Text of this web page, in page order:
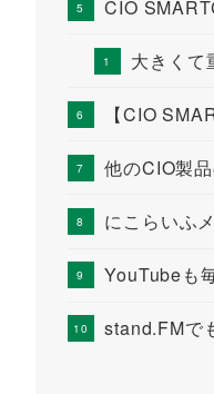
CIO
大きくて
【CIO
他のCIO製
にこらいふ
YouTubeも
stand.FMで